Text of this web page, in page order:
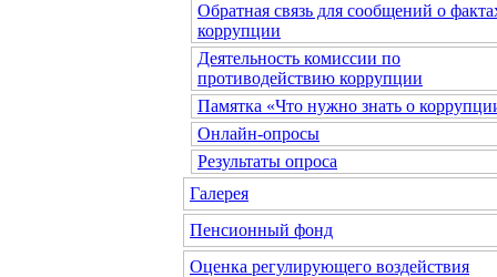
Обратная связь для сообщений о
коррупции
Деятельность комиссии по
противодействию коррупции
Памятка «Что нужно знать о
Онлайн-опросы
Результаты опроса
Галерея
Пенсионный фонд
Оценка регулирующего воздействия